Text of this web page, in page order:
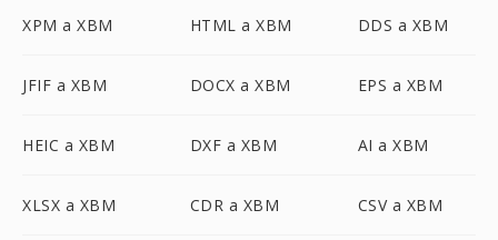
XPM a XBM HTML a XBM DDS a XBM
JFIF a XBM DOCX a XBM EPS a XBM
HEIC a XBM DXF a XBM AI a XBM
XLSX a XBM CDR a XBM CSV a XBM